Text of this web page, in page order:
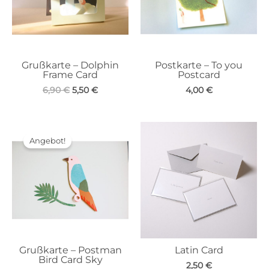
Grußkarte – Dolphin
Frame Card
6,90€ Ursprünglicher
5,50 €Aktueller
Postkarte – To you
Postcard
4,00 €
Angebot!
Grußkarte – Postman
Bird Card Sky
Latin Card
2,50 €